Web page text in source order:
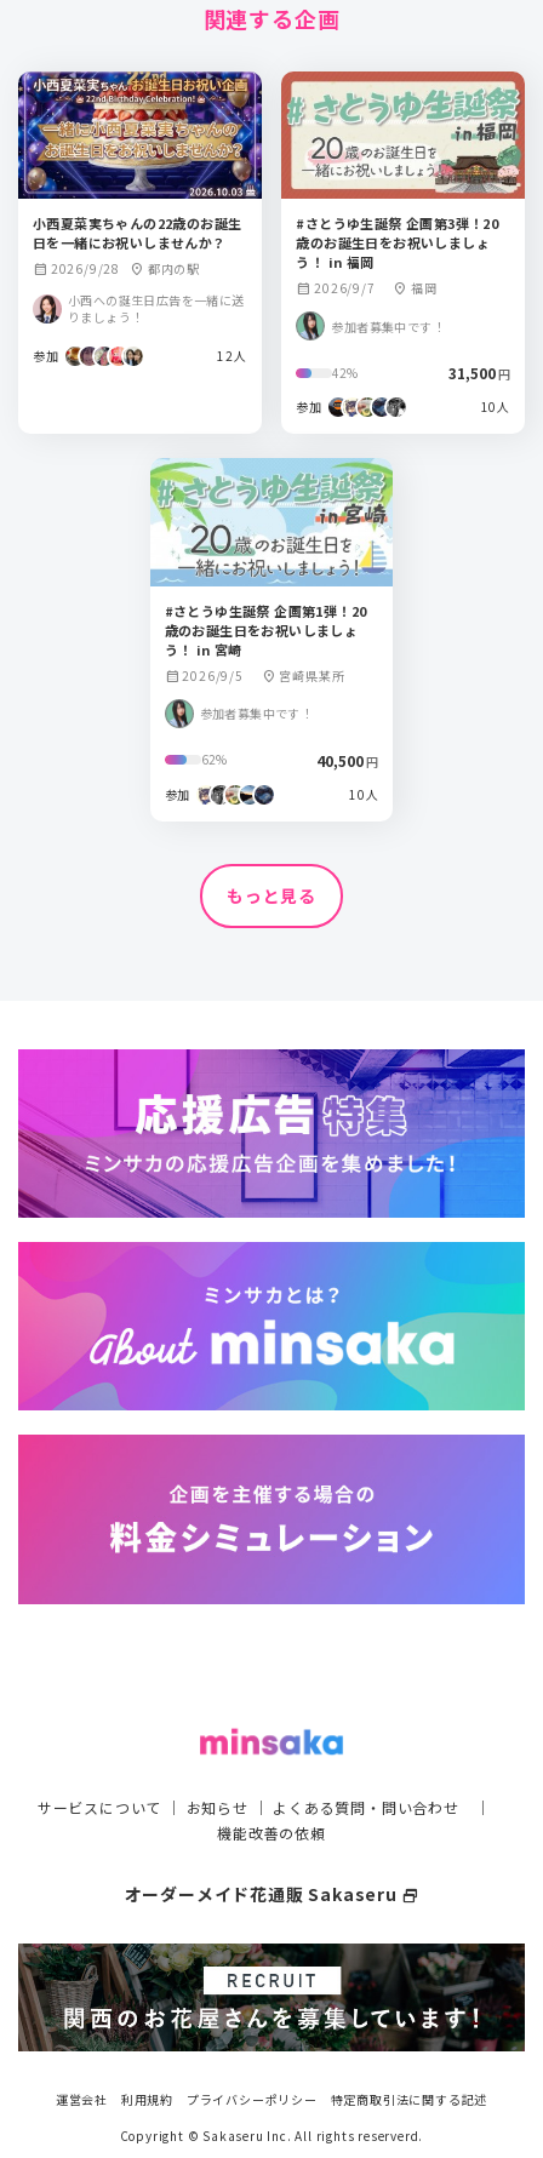
関連する企画
小西夏菜実ちゃんの22歳のお誕生
日を一緒にお祝いしませんか？
calendar_month 2026/9/28 location_on 都内の駅
小西への誕生日広告を一緒に送
りましょう！
参加 12人
#さとうゆ生誕祭 企画第3弾！20
歳のお誕生日をお祝いしましょ
う！ in 福岡
calendar_month 2026/9/7 location_on 福岡
参加者募集中です！
42% 31,500円
参加
10人
#さとうゆ生誕祭 企画第1弾！20
歳のお誕生日をお祝いしましょ
う！ in 宮崎
calendar_month 2026/9/5 location_on 宮崎県某所
参加者募集中です！
62% 40,500円
参加
10人
もっと見る
サービスについて ｜ お知らせ ｜ よくある質問・問い合わせ ｜
機能改善の依頼
オーダーメイド花通販 Sakaseru select_window
運営会社 利用規約 プライバシーポリシー
特定商取引法に関する記述
Copyright © Sakaseru Inc. All rights reserverd.